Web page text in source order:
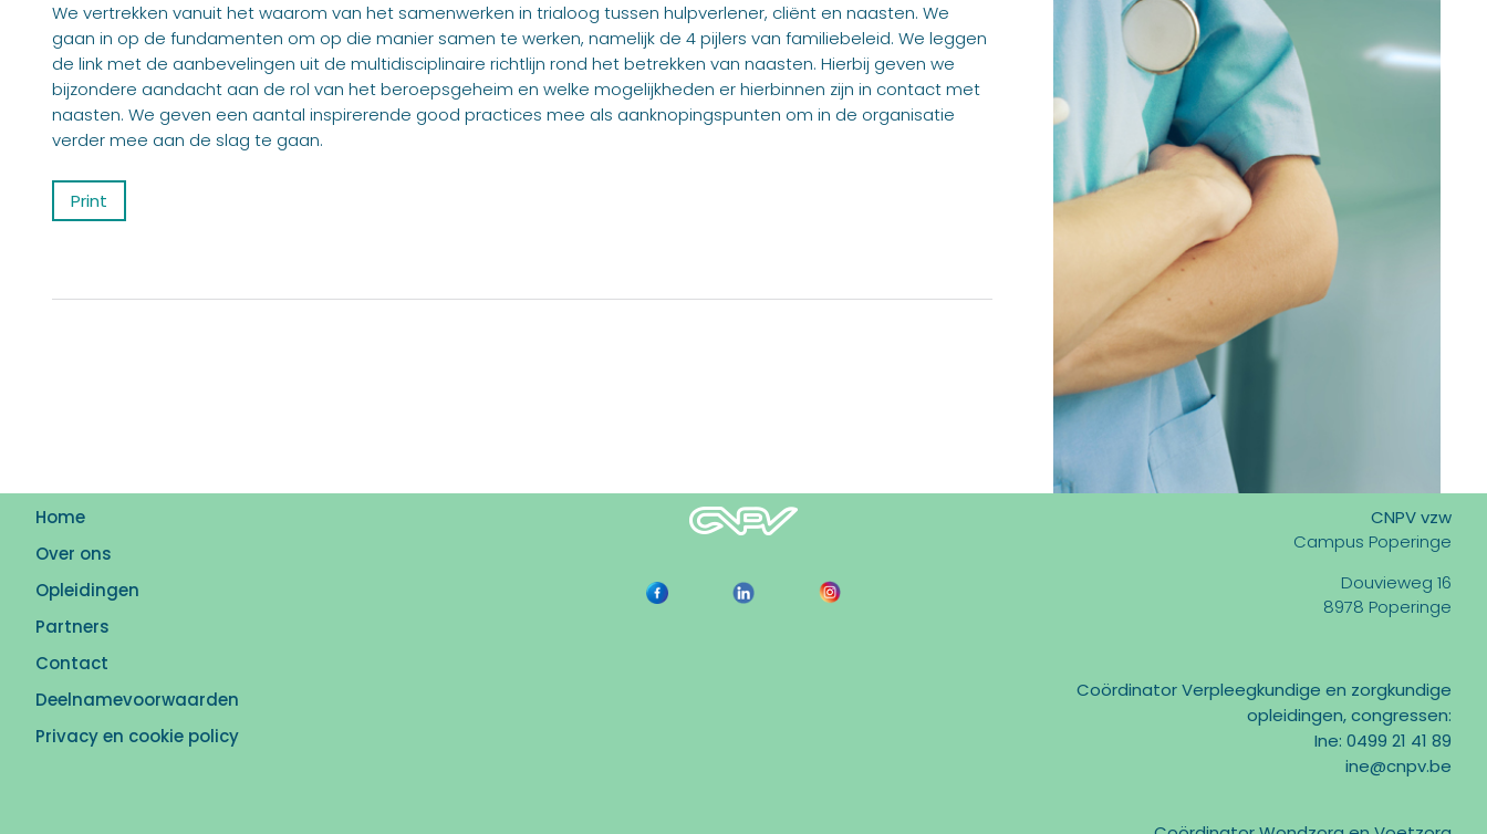
We vertrekken vanuit het waarom van het samenwerken in trialoog tussen hulpverlener, cliënt en naasten. We
gaan in op de fundamenten om op die manier samen te werken, namelijk de 4 pijlers van familiebeleid. We leggen
de link met de aanbevelingen uit de multidisciplinaire richtlijn rond het betrekken van naasten. Hierbij geven we
bijzondere aandacht aan de rol van het beroepsgeheim en welke mogelijkheden er hierbinnen zijn in contact met
naasten. We geven een aantal inspirerende good practices mee als aanknopingspunten om in de organisatie
verder mee aan de slag te gaan.
Print
Home
Over ons
Opleidingen
Partners
Contact
Deelnamevoorwaarden
Privacy en cookie policy
CNPV vzw
Campus Poperinge
Douvieweg 16
8978 Poperinge
Coördinator Verpleegkundige en zorgkundige
opleidingen, congressen:
Ine: 0499 21 41 89
ine@cnpv.be